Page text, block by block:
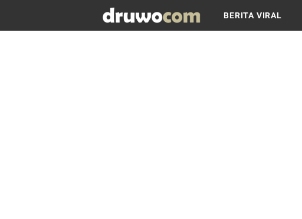
BERITA VIRAL